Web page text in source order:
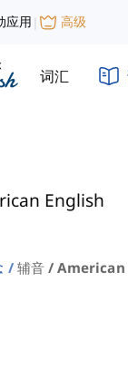
应用 | 高级
词汇
English
辅音 / American